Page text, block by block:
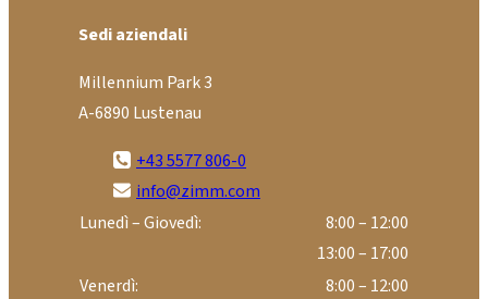
Sedi aziendali
Millennium Park 3
A-6890 Lustenau
+43 5577 806-0
info@zimm.com
Lunedì – Giovedì:
8:00 – 12:00
13:00 – 17:00
Venerdì:
8:00 – 12:00